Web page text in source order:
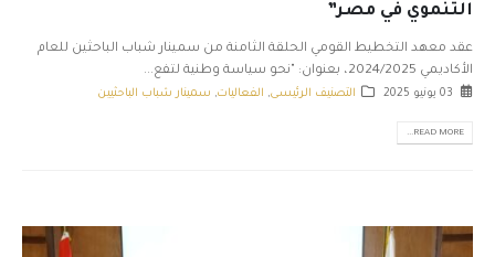
التنموي في مصر”
عقد معهد التخطيط القومي الحلقة الثامنة من سمينار شباب الباحثين للعام
الأكاديمي 2024/2025، بعنوان: "نحو سياسة وطنية لتفع...
03 يونيو 2025 التصنيف الرئيسى, الفعاليات, سمينار شباب الباحثيين
READ MORE...